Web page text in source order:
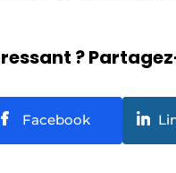
?
Facebook